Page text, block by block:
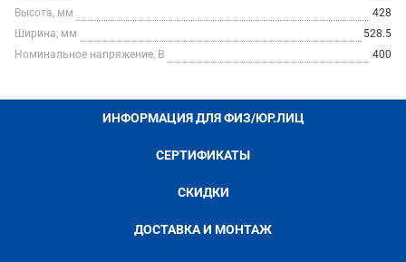
Высота, мм
428
Ширина, мм
528.5
Номинальное напряжение, В
400
ИНФОРМАЦИЯ ДЛЯ ФИЗ/ЮР.ЛИЦ
СЕРТИФИКАТЫ
СКИДКИ
ДОСТАВКА И МОНТАЖ